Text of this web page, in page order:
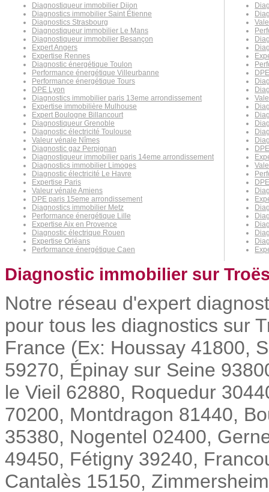
Diagnostiqueur immobilier Dijon
Diagnostics immobilier Saint Étienne
Diagnostics Strasbourg
Diagnostiqueur immobilier Le Mans
Diagnostiqueur immobilier Besançon
Expert Angers
Expertise Rennes
Diagnostic énergétique Toulon
Performance énergétique Villeurbanne
Performance énergétique Tours
DPE Lyon
Diagnostics immobilier paris 13eme arrondissement
Expertise immobilière Mulhouse
Expert Boulogne Billancourt
Diagnostiqueur Grenoble
Diagnostic électricité Toulouse
Valeur vénale Nîmes
Diagnostic gaz Perpignan
Diagnostiqueur immobilier paris 14eme arrondissement
Diagnostics immobilier Limoges
Diagnostic électricité Le Havre
Expertise Paris
Valeur vénale Amiens
DPE paris 15eme arrondissement
Diagnostics immobilier Metz
Performance énergétique Lille
Expertise Aix en Provence
Diagnostic électrique Rouen
Expertise Orléans
Performance énergétique Caen
Diagnostic immobilier sur
Notre réseau d'expert
pour tous les diagnostics sur
France (Ex: Houssay 41800,
59270, Épinay sur Seine
le Vieil 62880, Roquedur
70200, Montdragon 81440,
35380, Nogentel 02400,
49450, Fétigny 39240,
Cantalès 15150,